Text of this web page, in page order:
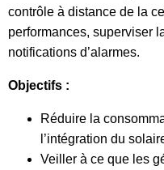
contrôle à distance de la
performances, superviser
notifications d’alarmes.
Objectifs :
Réduire la
l’intégration du
Veiller à ce que les